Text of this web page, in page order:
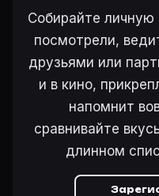
Интересные факты о
Другие карточки:
Войти в кабинет—
Собирайте личную
посмотрели,
друзьями или
и в кино,
напомнит
сравнивайте
длинном